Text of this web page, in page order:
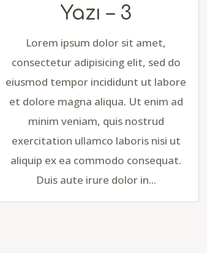
Yazı – 3
Lorem ipsum dolor sit amet,
consectetur adipisicing elit, sed do
eiusmod tempor incididunt ut labore
et dolore magna aliqua. Ut enim ad
minim veniam, quis nostrud
exercitation ullamco laboris nisi ut
aliquip ex ea commodo consequat.
Duis aute irure dolor in...